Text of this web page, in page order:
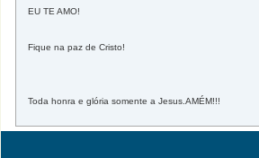
EU TE AMO!
Fique na paz de Cristo!
Toda honra e glória somente a Jesus.AMÉM!!!